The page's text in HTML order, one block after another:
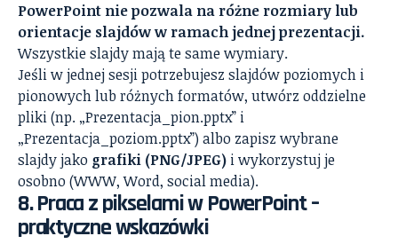
PowerPoint nie pozwala na różne rozmiary lub
orientacje slajdów w ramach jednej prezentacji.
Wszystkie slajdy mają te same wymiary.
Jeśli w jednej sesji potrzebujesz slajdów poziomych i
pionowych lub różnych formatów, utwórz oddzielne
pliki (np. „Prezentacja_pion.pptx” i
„Prezentacja_poziom.pptx”) albo zapisz wybrane
slajdy jako grafiki (PNG/JPEG) i wykorzystuj je
osobno (WWW, Word, social media).
8. Praca z pikselami w PowerPoint –
praktyczne wskazówki